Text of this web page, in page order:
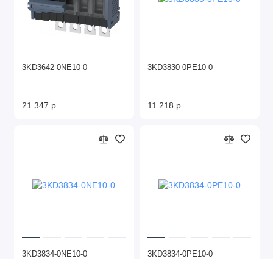
3KD3642-0NE10-0
21 347 р.
3KD3830-0PE10-0
11 218 р.
3KD3834-0NE10-0 3KD3834-0PE10-0